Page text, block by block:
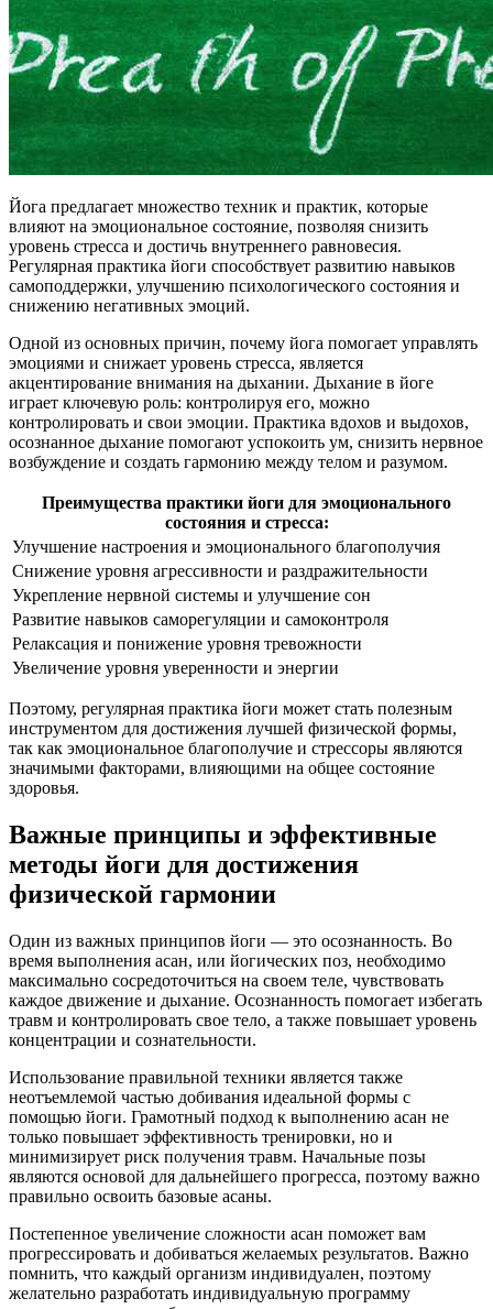
Йога предлагает множество техник и практик, которые
влияют на эмоциональное состояние, позволяя снизить
уровень стресса и достичь внутреннего равновесия.
Регулярная практика йоги способствует развитию навыков
самоподдержки, улучшению психологического состояния и
снижению негативных эмоций.
Одной из основных причин, почему йога помогает управлять
эмоциями и снижает уровень стресса, является
акцентирование внимания на дыхании. Дыхание в йоге
играет ключевую роль: контролируя его, можно
контролировать и свои эмоции. Практика вдохов и выдохов,
осознанное дыхание помогают успокоить ум, снизить нервное
возбуждение и создать гармонию между телом и разумом.
Преимущества практики йоги для эмоционального
состояния и стресса:
Улучшение настроения и эмоционального благополучия
Снижение уровня агрессивности и раздражительности
Укрепление нервной системы и улучшение сон
Развитие навыков саморегуляции и самоконтроля
Релаксация и понижение уровня тревожности
Увеличение уровня уверенности и энергии
Поэтому, регулярная практика йоги может стать полезным
инструментом для достижения лучшей физической формы,
так как эмоциональное благополучие и стрессоры являются
значимыми факторами, влияющими на общее состояние
здоровья.
Важные принципы и эффективные
методы йоги для достижения
физической гармонии
Один из важных принципов йоги — это осознанность. Во
время выполнения асан, или йогических поз, необходимо
максимально сосредоточиться на своем теле, чувствовать
каждое движение и дыхание. Осознанность помогает избегать
травм и контролировать свое тело, а также повышает уровень
концентрации и сознательности.
Использование правильной техники является также
неотъемлемой частью добивания идеальной формы с
помощью йоги. Грамотный подход к выполнению асан не
только повышает эффективность тренировки, но и
минимизирует риск получения травм. Начальные позы
являются основой для дальнейшего прогресса, поэтому важно
правильно освоить базовые асаны.
Постепенное увеличение сложности асан поможет вам
прогрессировать и добиваться желаемых результатов. Важно
помнить, что каждый организм индивидуален, поэтому
желательно разработать индивидуальную программу